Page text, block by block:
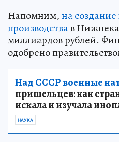
Напомним,на
производствав
миллиардов рублей.
одобрено
Над СССР военные
пришельцев: как
искала и изучала
НАУКА